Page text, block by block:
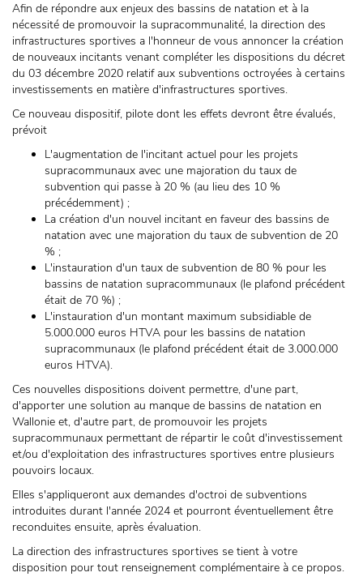
Afin de répondre aux enjeux des bassins de natation et à la
nécessité de promouvoir la supracommunalité, la direction des
infrastructures sportives a l'honneur de vous annoncer la création
de nouveaux incitants venant compléter les dispositions du décret
du 03 décembre 2020 relatif aux subventions octroyées à certains
investissements en matière d'infrastructures sportives.
Ce nouveau dispositif, pilote dont les effets devront être évalués,
prévoit
L'augmentation de l'incitant actuel pour les projets
supracommunaux avec une majoration du taux de
subvention qui passe à 20 % (au lieu des 10 %
précédemment) ;
La création d'un nouvel incitant en faveur des bassins de
natation avec une majoration du taux de subvention de 20
% ;
L'instauration d'un taux de subvention de 80 % pour les
bassins de natation supracommunaux (le plafond précédent
était de 70 %) ;
L'instauration d'un montant maximum subsidiable de
5.000.000 euros HTVA pour les bassins de natation
supracommunaux (le plafond précédent était de 3.000.000
euros HTVA).
Ces nouvelles dispositions doivent permettre, d'une part,
d'apporter une solution au manque de bassins de natation en
Wallonie et, d'autre part, de promouvoir les projets
supracommunaux permettant de répartir le coût d'investissement
et/ou d'exploitation des infrastructures sportives entre plusieurs
pouvoirs locaux.
Elles s'appliqueront aux demandes d'octroi de subventions
introduites durant l'année 2024 et pourront éventuellement être
reconduites ensuite, après évaluation.
La direction des infrastructures sportives se tient à votre
disposition pour tout renseignement complémentaire à ce propos.